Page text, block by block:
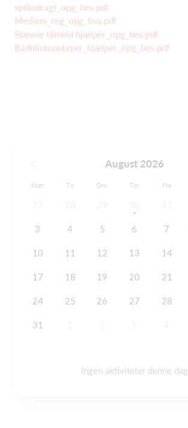
spilledragt_opg_bes.pdf
Medlem_reg_opg_bes.pdf
Stævne tilmeld hjælper_opg_bes.pdf
Badmintonplayer_hjælper_opg_bes.pdf
August 2026
Man Tir Ons Tor Fre
3 4 5 6 7
10 11 12 13 14
17 18 19 20 21
24 25 26 27 28
31
Ingen aktiviteter denne dag